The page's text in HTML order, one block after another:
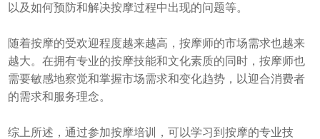
以及如何预防和解决按摩过程中出现的问题等。
随着按摩的受欢迎程度越来越高，按摩师的市场需求也越来
越大。在拥有专业的按摩技能和文化素质的同时，按摩师也
需要敏感地察觉和掌握市场需求和变化趋势，以迎合消费者
的需求和服务理念。
综上所述，通过参加按摩培训，可以学习到按摩的专业技